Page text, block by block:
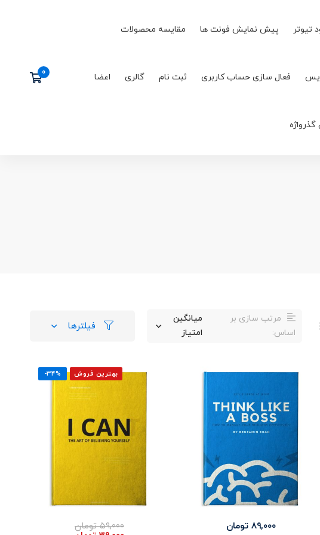
تیوتر پیش نمایش فونت ها مقایسه محصولات
فعال سازی حساب کاربری ثبت نام گالری اعضا
گذرواژه
مرتب سازی بر
اساس:
میانگین
امتیاز
فیلترها
۸۹,۰۰۰ تومان
بهترین فروش -۳۴%
۵۹,۰۰۰ تومان